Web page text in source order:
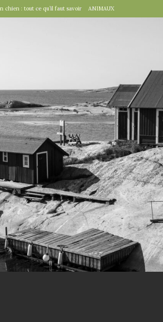
chien : tout ce qu’il faut savoir ANIMAUX
donc dîner ce soir ! » EN VILLE